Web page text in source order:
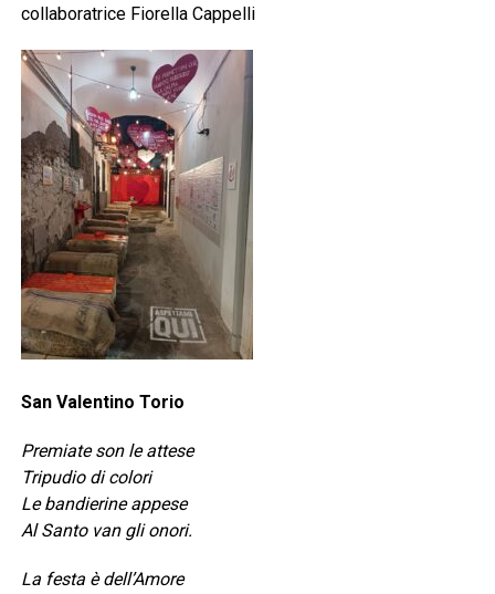
collaboratrice Fiorella Cappelli
San Valentino Torio
Premiate son le attese
Tripudio di colori
Le bandierine appese
Al Santo van gli onori.
La festa è dell’Amore